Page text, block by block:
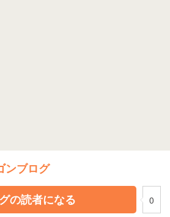
ンブログ
の読者になる
0